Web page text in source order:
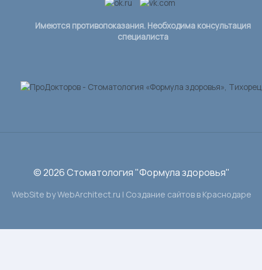
Имеются противопоказания. Необходима консультация
специалиста
© 2026 Стоматология "Формула здоровья"
WebSite by WebArchitect.ru | Cоздание сайтов в Краснодаре